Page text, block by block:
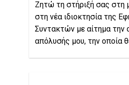
Ζητώ τη στήριξή σας στη
στη νέα ιδιοκτησία της
Συντακτών με αίτημα την
απόλυσής μου, την οποία